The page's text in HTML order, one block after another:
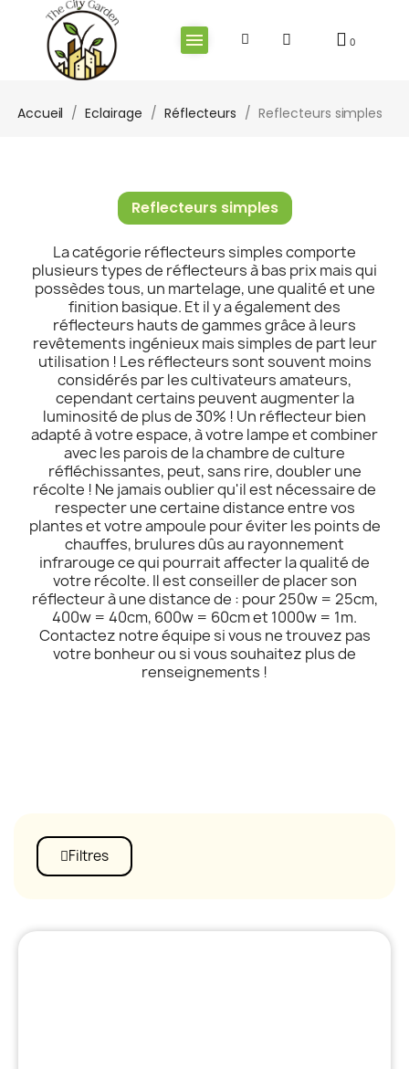
Accueil Eclairage Réflecteurs Reflecteurs simples
Reflecteurs simples
La catégorie réflecteurs simples comporte
plusieurs types de réflecteurs à bas prix mais qui
possèdes tous, un martelage, une qualité et une
finition basique. Et il y a également des
réflecteurs hauts de gammes grâce à leurs
revêtements ingénieux mais simples de part leur
utilisation ! Les réflecteurs sont souvent moins
considérés par les cultivateurs amateurs,
cependant certains peuvent augmenter la
luminosité de plus de 30% ! Un réflecteur bien
adapté à votre espace, à votre lampe et combiner
avec les parois de la chambre de culture
réfléchissantes, peut, sans rire, doubler une
récolte ! Ne jamais oublier qu'il est nécessaire de
respecter une certaine distance entre vos
plantes et votre ampoule pour éviter les points de
chauffes, brulures dûs au rayonnement
infrarouge ce qui pourrait affecter la qualité de
votre récolte. Il est conseiller de placer son
réflecteur à une distance de : pour 250w = 25cm,
400w = 40cm, 600w = 60cm et 1000w = 1m.
Contactez notre équipe si vous ne trouvez pas
votre bonheur ou si vous souhaitez plus de
renseignements !
Filtres